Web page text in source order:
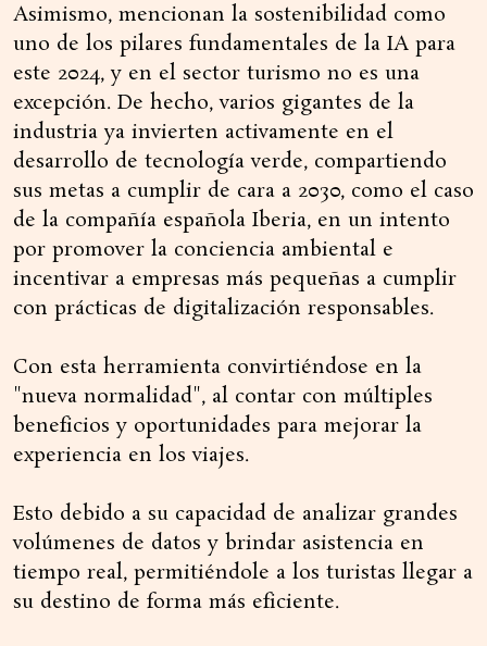
Asimismo, mencionan la sostenibilidad como
uno de los pilares fundamentales de la IA para
este 2024, y en el sector turismo no es una
excepción. De hecho, varios gigantes de la
industria ya invierten activamente en el
desarrollo de tecnología verde, compartiendo
sus metas a cumplir de cara a 2030, como el caso
de la compañía española Iberia, en un intento
por promover la conciencia ambiental e
incentivar a empresas más pequeñas a cumplir
con prácticas de digitalización responsables.
Con esta herramienta convirtiéndose en la
"nueva normalidad", al contar con múltiples
beneficios y oportunidades para mejorar la
experiencia en los viajes.
Esto debido a su capacidad de analizar grandes
volúmenes de datos y brindar asistencia en
tiempo real, permitiéndole a los turistas llegar a
su destino de forma más eficiente.